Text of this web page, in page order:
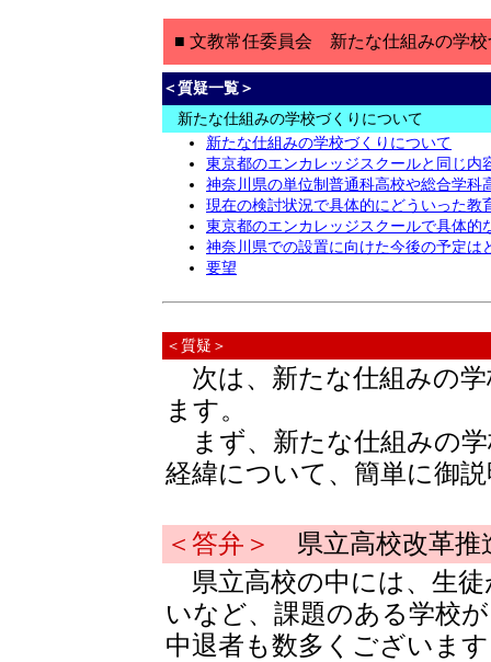
■ 文教常任委員会 新たな仕組みの学校
＜質疑一覧＞
新たな仕組みの学校づくりについて
新たな仕組みの学校づくりについて
東京都のエンカレッジスクールと同じ内
神奈川県の単位制普通科高校や総合学科
現在の検討状況で具体的にどういった教
東京都のエンカレッジスクールで具体的
神奈川県での設置に向けた今後の予定は
要望
＜質疑＞
次は、新たな仕組みの
ます。
まず、新たな仕組みの
経緯について、簡単に御
＜答弁＞ 県立高校改革推
県立高校の中には、生
いなど、課題のある学校
中退者も数多くございま